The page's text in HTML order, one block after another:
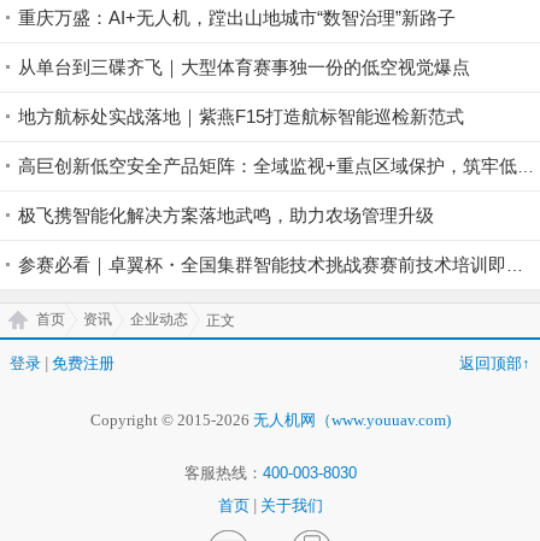
重庆万盛：AI+无人机，蹚出山地城市“数智治理”新路子
从单台到三碟齐飞｜大型体育赛事独一份的低空视觉爆点
地方航标处实战落地｜紫燕F15打造航标智能巡检新范式
极飞携智能化解决方案落地武鸣，助力农场管理升级
首页 资讯 企业动态 正文
登录 免费注册 返回顶部↑
Copyright © 2015-2026 无人机网（www.youuav.com)
客服热线： 400-003-8030
首页
关于我们